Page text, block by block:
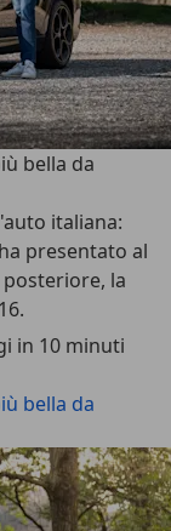
bella da
italiana:
presentato al
posteriore, la
in 10 minuti
bella da